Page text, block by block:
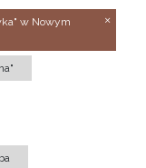
w Nowym